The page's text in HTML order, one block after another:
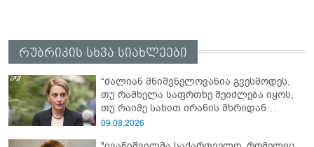
რუბრიკის სხვა სიახლეები
“ძალიან მნიშვნელოვანია გვესმოდეს,
თუ რამხელა საფრთხე შეიძლება იყოს,
თუ რაიმე სახით ირანის მხრიდან
ფინანსური ინსტიტუტები აძლიერებს
09.08.2026